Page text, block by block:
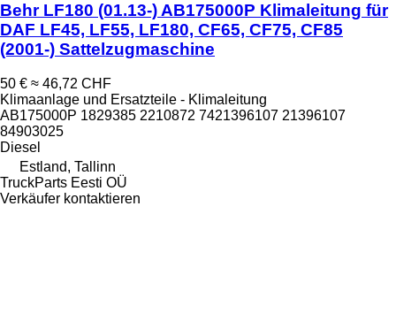
Behr LF180 (01.13-) AB175000P Klimaleitung für
DAF LF45, LF55, LF180, CF65, CF75, CF85
(2001-) Sattelzugmaschine
50 € ≈ 46,72 CHF
Klimaanlage und Ersatzteile - Klimaleitung
AB175000P 1829385 2210872 7421396107 21396107
84903025
Diesel
Estland, Tallinn
TruckParts Eesti OÜ
Verkäufer kontaktieren